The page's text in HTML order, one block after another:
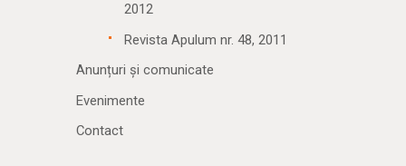
2012
Revista Apulum nr. 48, 2011
Anunțuri și comunicate
Evenimente
Contact